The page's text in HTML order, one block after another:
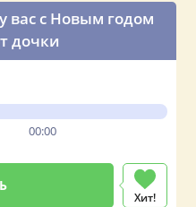
вас с Новым годом
дочки
00:00
Хит!